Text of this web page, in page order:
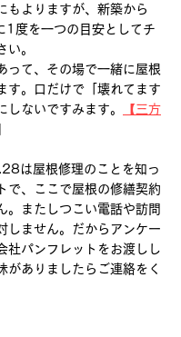
もよりますが、新築から
度を一つの目安としてチ
い。
って、その場で一緒に屋根
す。口だけで「壊れてます
しないですみます。
【三方
は屋根修理のことを知っ
で、ここで屋根の修繕契約
。またしつこい電話や訪問
しません。だからアンケー
社パンフレットをお渡しし
がありましたらご連絡をく